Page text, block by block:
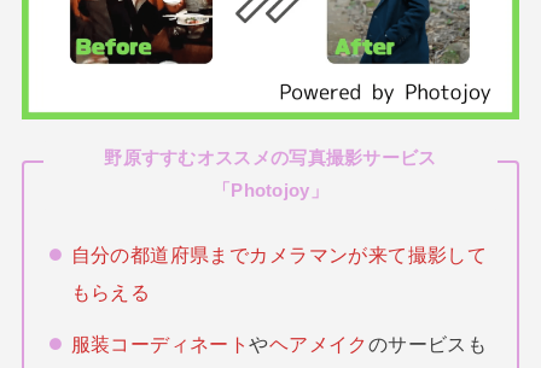
野原すすむオススメの写真撮影サービス
「 Photojoy 」
自分の都道府県までカメラマンが来て撮影して
もらえる
服装コーディネートやヘアメイク のサービスも